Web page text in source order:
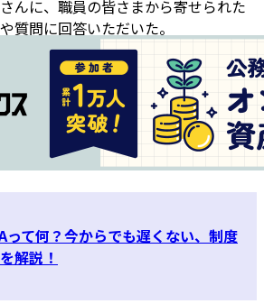
んに、職員の皆さまから寄せられた
質問に回答いただいた。
って何？今からでも遅くない、制度
解説！